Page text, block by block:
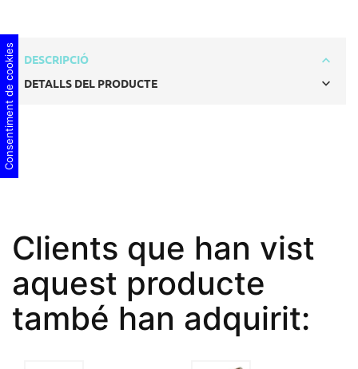
DESCRIPCIÓ
DETALLS DEL PRODUCTE
Clients que han vist
aquest producte
també han adquirit:
Consentiment de cookies